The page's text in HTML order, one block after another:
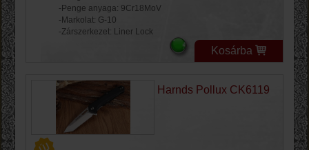
-Penge anyaga: 9Cr18MoV
-Markolat: G-10
-Zárszerkezet: Liner Lock
Kosárba
Harnds Pollux CK6119